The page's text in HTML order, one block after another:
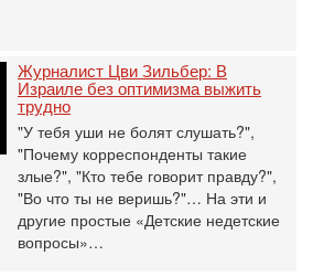
Журналист Цви Зильбер: В
Израиле без оптимизма выжить
трудно
"У тебя уши не болят слушать?",
"Почему корреспонденты такие
злые?", "Кто тебе говорит правду?",
"Во что ты не веришь?"… На эти и
другие простые «Детские недетские
вопросы»…